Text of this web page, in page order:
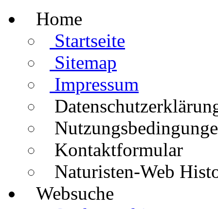
Home
Startseite
Sitemap
Impressum
Kontaktformular
Naturisten-Web
Websuche